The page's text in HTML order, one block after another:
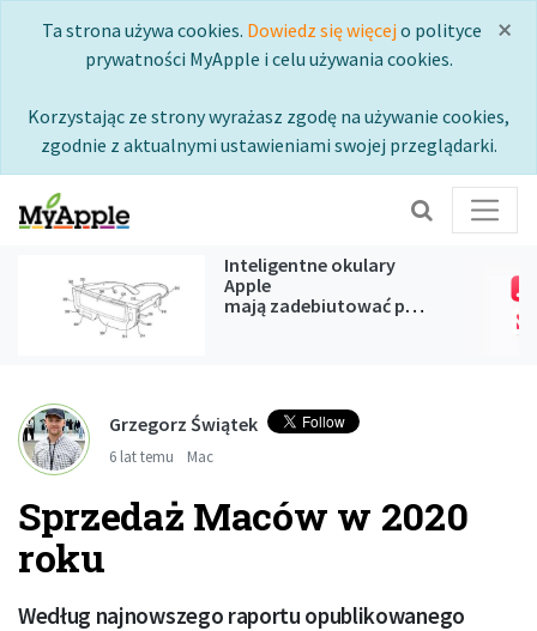
×
Ta strona używa cookies. Dowiedz się więcej o polityce
prywatności MyApple i celu używania cookies.
Korzystając ze strony wyrażasz zgodę na używanie cookies,
zgodnie z aktualnymi ustawieniami swojej przeglądarki.
Inteligentne okulary
Apple
mają zadebiutować podczas
WWDC 2027
Grzegorz Świątek
6 lat temu Mac
Sprzedaż Maców w 2020
roku
Według najnowszego raportu opublikowanego